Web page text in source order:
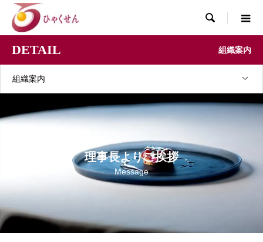

DETAIL 組織案内
組織案内
理事長よりご挨拶
Message